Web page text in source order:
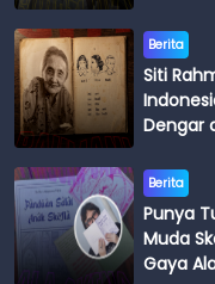
Berita
Siti
Dengar
Berita
Punya
Muda
Gaya